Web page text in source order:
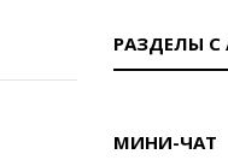
РАЗДЕЛЫ
МИНИ-ЧАТ